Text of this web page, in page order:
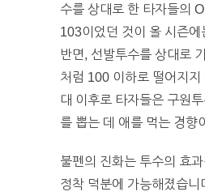
수를 상대로 한 타자들의
103이었던 것이 올 시즌에
반면, 선발투수를 상대로
처럼 100 이하로 떨어지
대 이후로 타자들은 구원
를 뽑는 데 애를 먹는 경향
불펜의 진화는 투수의 효
정착 덕분에 가능해졌습니